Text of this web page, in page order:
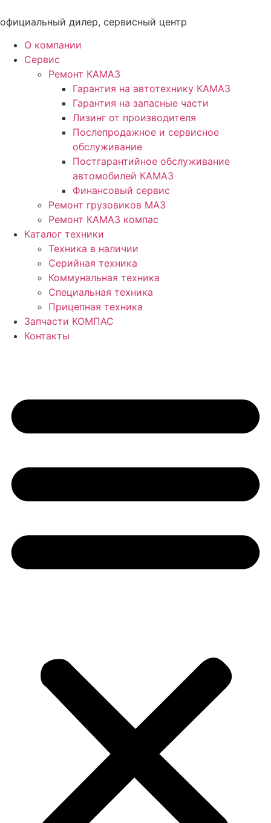
к
официальный дилер, сервисный центр
О компании
Сервис
Ремонт КАМАЗ
Гарантия на автотехнику КАМАЗ
Гарантия на запасные части
Лизинг от производителя
Послепродажное и сервисное
обслуживание
Постгарантийное обслуживание
автомобилей КАМАЗ
Финансовый сервис
Ремонт грузовиков МАЗ
Ремонт КАМАЗ компас
Каталог техники
Техника в наличии
Серийная техника
Коммунальная техника
Специальная техника
Прицепная техника
Запчасти КОМПАС
Контакты